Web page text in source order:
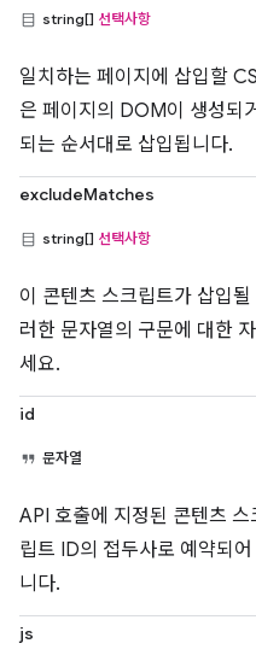
string[] 선택사항
일치하는 페이지에 삽입할
은 페이지의 DOM이 생성되
되는 순서대로 삽입됩니다.
excludeMatches
string[] 선택사항
이 콘텐츠 스크립트가 삽입
러한 문자열의 구문에 대한
세요.
id
문자열
API 호출에 지정된 콘텐츠
립트 ID의 접두사로 예약되
니다.
js